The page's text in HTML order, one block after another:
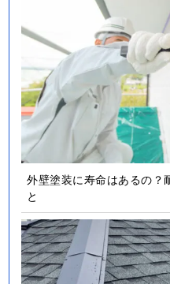
外壁塗装に寿命はあるの？
と